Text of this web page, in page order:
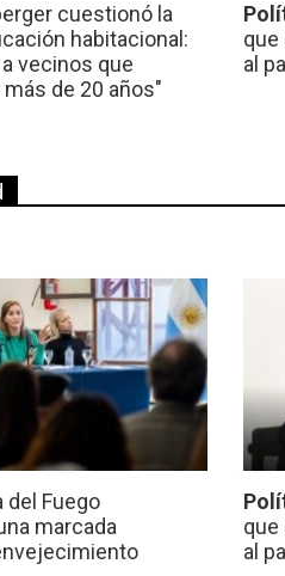
cuestionó la
habitacional:
vecinos que
de 20 años"
que
al
del Fuego
marcada
que
al